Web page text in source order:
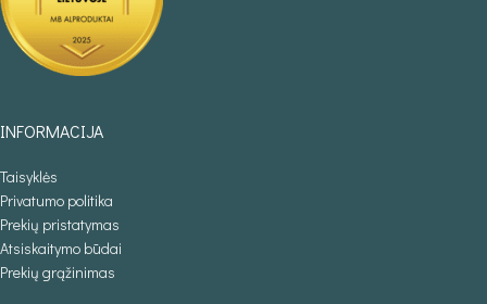
INFORMACIJA
Taisyklės
Privatumo politika
Prekių pristatymas
Atsiskaitymo būdai
Prekių grąžinimas